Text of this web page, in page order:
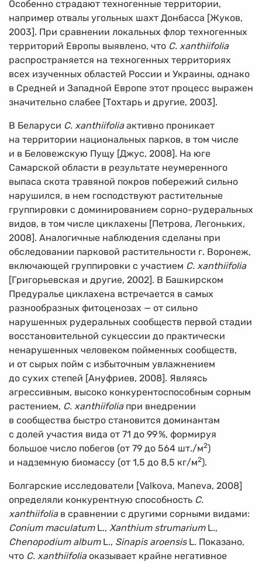
Особенно страдают техногенные территории,
например отвалы угольных шахт Донбасса [Жуков,
2003]. При сравнении локальных флор техногенных
территорий Европы выявлено, что C. xanthiifolia
распространяется на техногенных территориях
всех изученных областей России и Украины, однако
в Средней и Западной Европе этот процесс выражен
значительно слабее [Тохтарь и другие, 2003].
В Беларуси C. xanthiifoliaактивно проникает
на территории национальных парков, в том числе
и в Беловежскую Пущу [Джус, 2008]. На юге
Самарской области в результате неумеренного
выпаса скота травяной покров побережий сильно
нарушился, в нем господствуют растительные
группировки с доминированием сорно-рудеральных
видов, в том числе циклахены [Петрова, Легоньких,
2008]. Аналогичные наблюдения сделаны при
обследовании парковой растительности г. Воронеж,
включающей группировки с участием C. xanthiifolia
[Григорьевская и другие, 2002]. В Башкирском
Предуралье циклахена встречается в самых
разнообразных фитоценозах — от сильно
нарушенных рудеральных сообществ первой стадии
восстановительной сукцессии до практически
ненарушенных человеком пойменных сообществ,
и от сырых пойм с избыточным увлажнением
до сухих степей [Ануфриев, 2008]. Являясь
агрессивным, высоко конкурентоспособным сорным
растением, C. xanthiifoliaпри внедрении
в сообщества быстро становится доминантам
с долей участия вида от 71 до 99%, формируя
большое число побегов (от 79 до 564 шт./м2)
и надземную биомассу (от 1,5 до 8,5 кг/м2).
Болгарские исследователи [Valkova, Maneva, 2008]
определяли конкурентную способность C.
xanthiifoliaв сравнении с другими сорными видами:
Conium maculatumL., Xanthium strumariumL.,
Chenopodium albumL., Sinapis aroensisL. Показано,
что C. xanthiifoliaоказывает крайне негативное